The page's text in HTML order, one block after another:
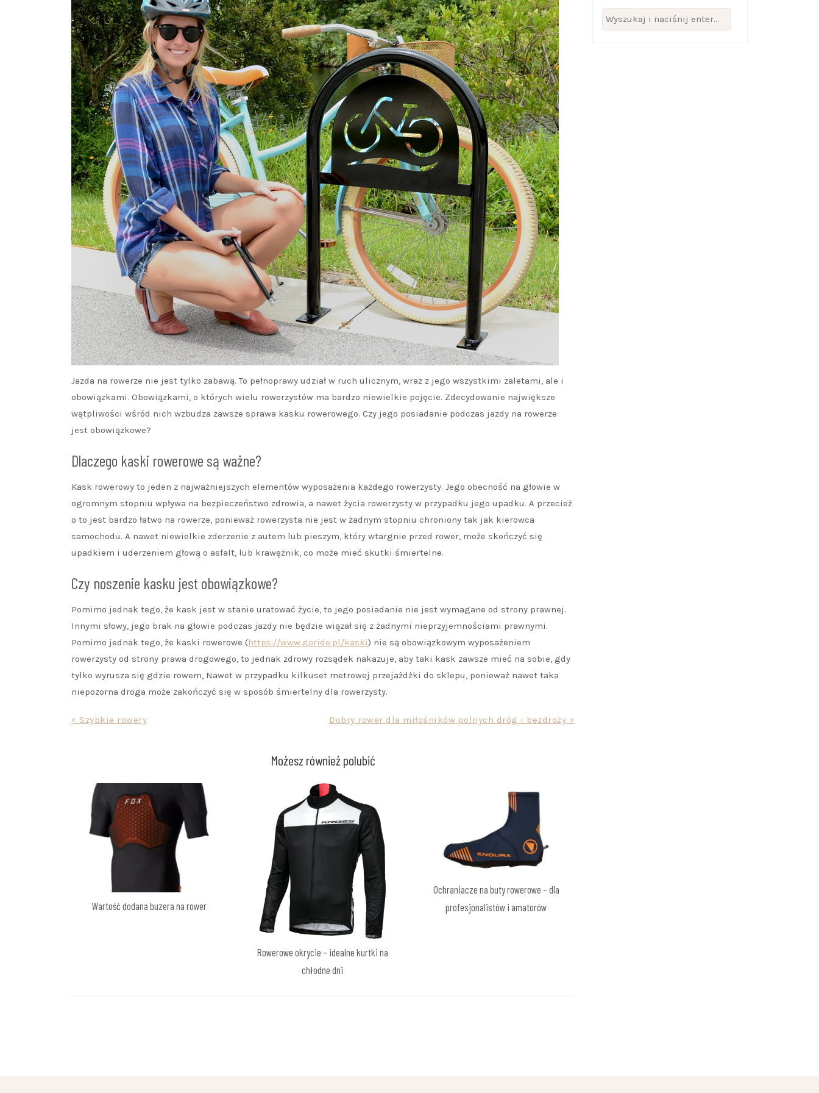
Jazda na rowerze nie jest tylko zabawą. To pełnoprawy udział w ruch ulicznym, wraz z jego wszystkimi zaletami, ale i
obowiązkami. Obowiązkami, o których wielu rowerzystów ma bardzo niewielkie pojęcie. Zdecydowanie największe
wątpliwości wśród nich wzbudza zawsze sprawa kasku rowerowego. Czy jego posiadanie podczas jazdy na rowerze
jest obowiązkowe?
Dlaczego kaski rowerowe są ważne?
Kask rowerowy to jeden z najważniejszych elementów wyposażenia każdego rowerzysty. Jego obecność na głowie w
ogromnym stopniu wpływa na bezpieczeństwo zdrowia, a nawet życia rowerzysty w przypadku jego upadku. A przecież
o to jest bardzo łatwo na rowerze, ponieważ rowerzysta nie jest w żadnym stopniu chroniony tak jak kierowca
samochodu. A nawet niewielkie zderzenie z autem lub pieszym, który wtargnie przed rower, może skończyć się
upadkiem i uderzeniem głową o asfalt, lub krawężnik, co może mieć skutki śmiertelne.
Czy noszenie kasku jest obowiązkowe?
Pomimo jednak tego, że kask jest w stanie uratować życie, to jego posiadanie nie jest wymagane od strony prawnej.
Innymi słowy, jego brak na głowie podczas jazdy nie będzie wiązał się z żadnymi nieprzyjemnościami prawnymi.
Pomimo jednak tego, że kaski rowerowe (https://www.goride.pl/kaski) nie są obowiązkowym wyposażeniem
rowerzysty od strony prawa drogowego, to jednak zdrowy rozsądek nakazuje, aby taki kask zawsze mieć na sobie, gdy
tylko wyrusza się gdzie rowem, Nawet w przypadku kilkuset metrowej przejażdżki do sklepu, ponieważ nawet taka
niepozorna droga może zakończyć się w sposób śmiertelny dla rowerzysty.
Nawigacja
< Szybkie rowery Dobry rower dla miłośników polnych dróg i bezdroży >
Możesz również polubić
Wartość dodana buzera na rower
Rowerowe okrycie – idealne kurtki na
chłodne dni
Ochraniacze na buty rowerowe – dla
profesjonalistów i amatorów
Szukaj: